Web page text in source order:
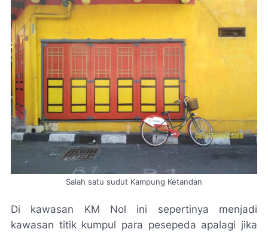
Salah satu sudut Kampung Ketandan
Di kawasan KM Nol ini sepertinya menjadi
kawasan titik kumpul para pesepeda apalagi jika